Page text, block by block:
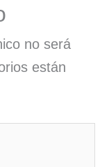
no será
están